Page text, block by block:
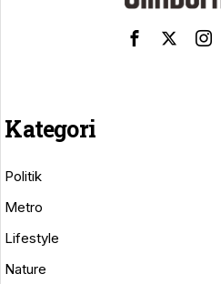
Kategori
Politik
Metro
Lifestyle
Nature